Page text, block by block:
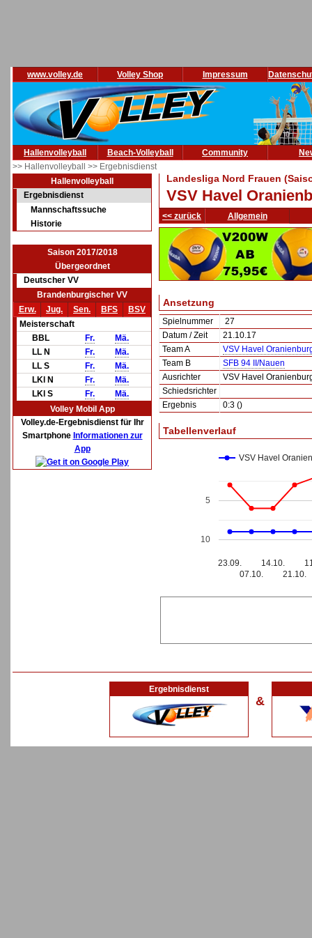
www.volley.de Volley Shop Impressum
Hallenvolleyball Beach-Volleyball Community
>> Hallenvolleyball >> Ergebnisdienst
Hallenvolleyball
Ergebnisdienst
Mannschaftssuche
Historie
Saison 2017/2018
Übergeordnet
Deutscher VV
Brandenburgischer VV
Erw.
Jug. Sen. BFS
BSV
Meisterschaft
BBL
Fr.
Mä.
LL N
Fr.
Mä.
LL S
Fr.
Mä.
LKl N
Fr.
Mä.
LKl S
Fr.
Mä.
Volley Mobil App
Volley.de-Ergebnisdienst für Ihr
Smartphone Informationen zur
App
Landesliga Nord Frauen
VSV Havel
<< zurück Allgemein
Ansetzung
Spielnummer
27
Datum / Zeit
21.10.17
Team A
VSV Havel
Team B
SFB 94 II/Nauen
Ausrichter
VSV Havel
Schiedsrichter
Ergebnis
0:3 ()
Tabellenverlauf
VSV Havel
23.09.
07.10.
14.10.
21.10.
5
10
Ergebnisdienst
&